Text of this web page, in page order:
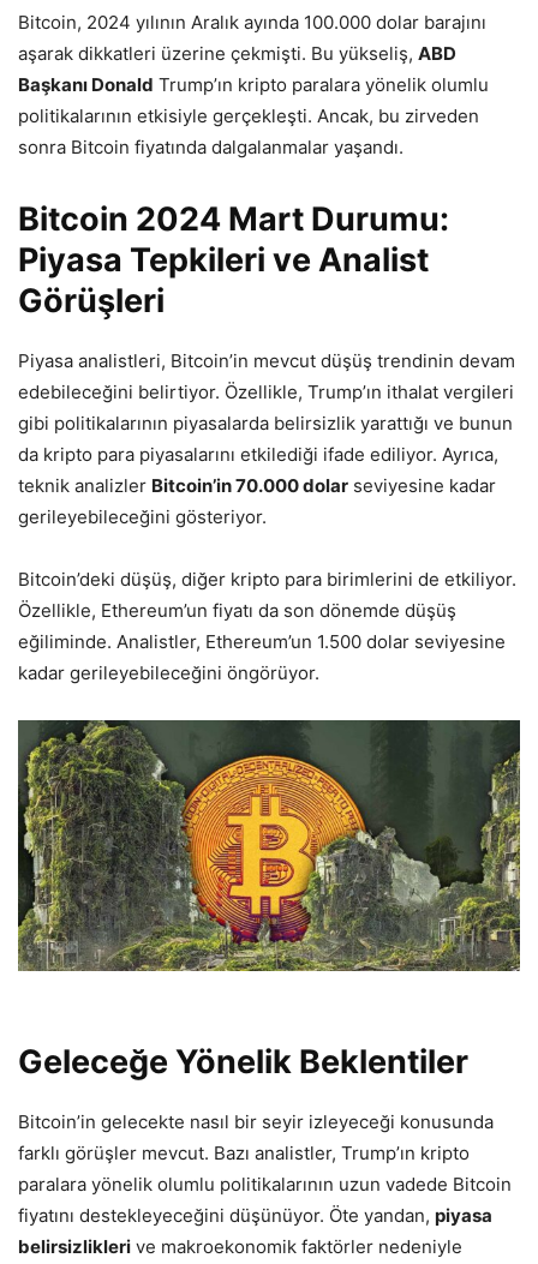
Bitcoin, 2024 yılının Aralık ayında 100.000 dolar barajını
aşarak dikkatleri üzerine çekmişti. Bu yükseliş, ABD
Başkanı Donald Trump’ın kripto paralara yönelik olumlu
politikalarının etkisiyle gerçekleşti. Ancak, bu zirveden
sonra Bitcoin fiyatında dalgalanmalar yaşandı.
Bitcoin 2024 Mart Durumu:
Piyasa Tepkileri ve Analist
Görüşleri
Piyasa analistleri, Bitcoin’in mevcut düşüş trendinin devam
edebileceğini belirtiyor. Özellikle, Trump’ın ithalat vergileri
gibi politikalarının piyasalarda belirsizlik yarattığı ve bunun
da kripto para piyasalarını etkilediği ifade ediliyor. Ayrıca,
teknik analizler Bitcoin’in 70.000 dolar seviyesine kadar
gerileyebileceğini gösteriyor.
Bitcoin’deki düşüş, diğer kripto para birimlerini de etkiliyor.
Özellikle, Ethereum’un fiyatı da son dönemde düşüş
eğiliminde. Analistler, Ethereum’un 1.500 dolar seviyesine
kadar gerileyebileceğini öngörüyor.
Geleceğe Yönelik Beklentiler
Bitcoin’in gelecekte nasıl bir seyir izleyeceği konusunda
farklı görüşler mevcut. Bazı analistler, Trump’ın kripto
paralara yönelik olumlu politikalarının uzun vadede Bitcoin
fiyatını destekleyeceğini düşünüyor. Öte yandan, piyasa
belirsizlikleri ve makroekonomik faktörler nedeniyle